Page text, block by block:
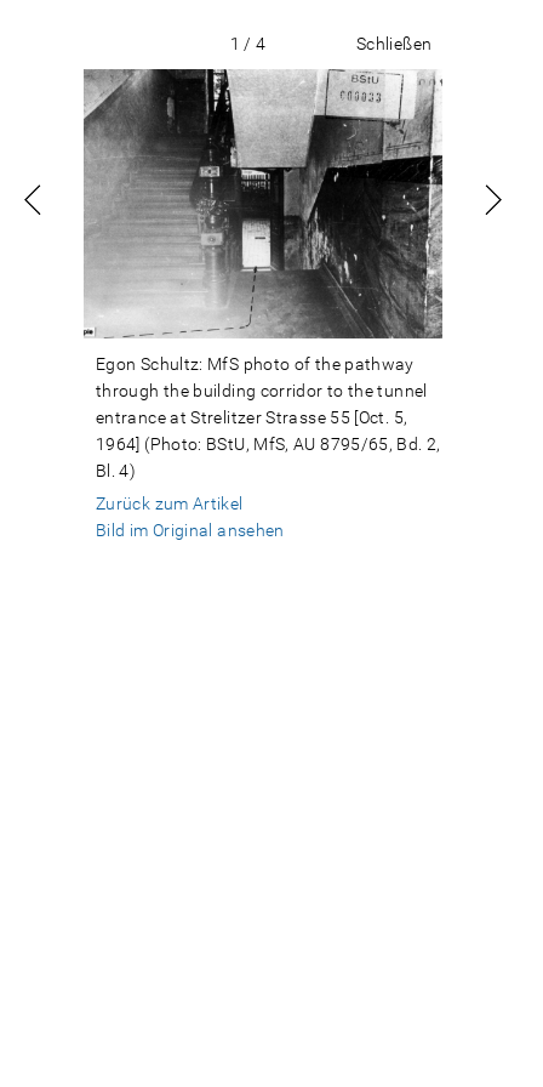
1 / 4 Schließen
Egon Schultz: MfS photo of the pathway
through the building corridor to the tunnel
entrance at Strelitzer Strasse 55 [Oct. 5,
1964] (Photo: BStU, MfS, AU 8795/65, Bd. 2,
Bl. 4)
Zurück zum Artikel
Bild im Original ansehen